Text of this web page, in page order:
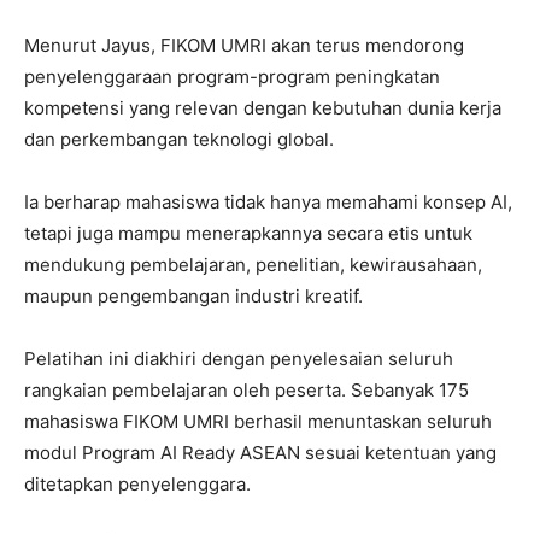
Menurut Jayus, FIKOM UMRI akan terus mendorong
penyelenggaraan program-program peningkatan
kompetensi yang relevan dengan kebutuhan dunia kerja
dan perkembangan teknologi global.
Ia berharap mahasiswa tidak hanya memahami konsep AI,
tetapi juga mampu menerapkannya secara etis untuk
mendukung pembelajaran, penelitian, kewirausahaan,
maupun pengembangan industri kreatif.
Pelatihan ini diakhiri dengan penyelesaian seluruh
rangkaian pembelajaran oleh peserta. Sebanyak 175
mahasiswa FIKOM UMRI berhasil menuntaskan seluruh
modul Program AI Ready ASEAN sesuai ketentuan yang
ditetapkan penyelenggara.